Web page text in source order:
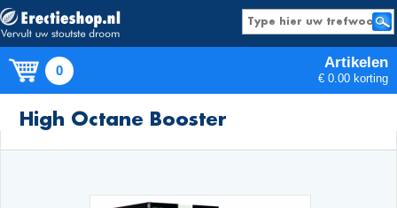
0 Artikelen
€ 0.00 korting
Producten
High Octane Booster